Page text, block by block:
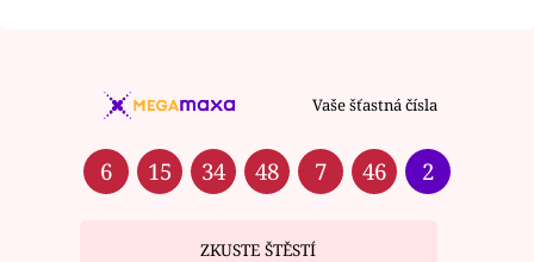
Vaše šťastná čísla
6 15 34 48 7 46 2
ZKUSTE ŠTĚSTÍ